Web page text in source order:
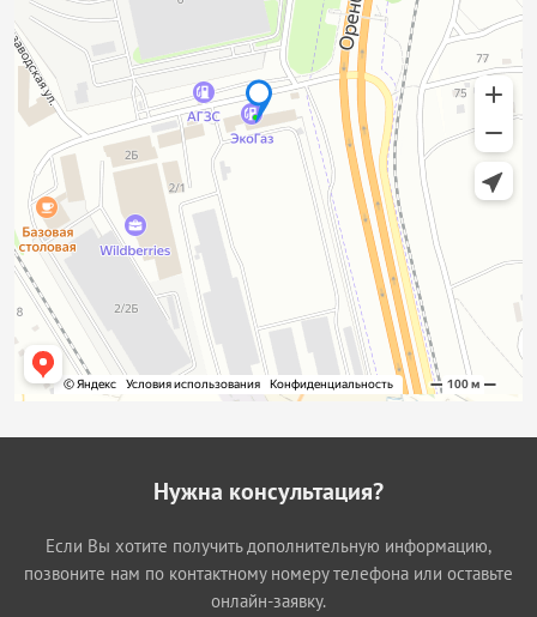
Нужна консультация?
Если Вы хотите получить дополнительную информацию,
позвоните нам по контактному номеру телефона или оставьте
онлайн-заявку.